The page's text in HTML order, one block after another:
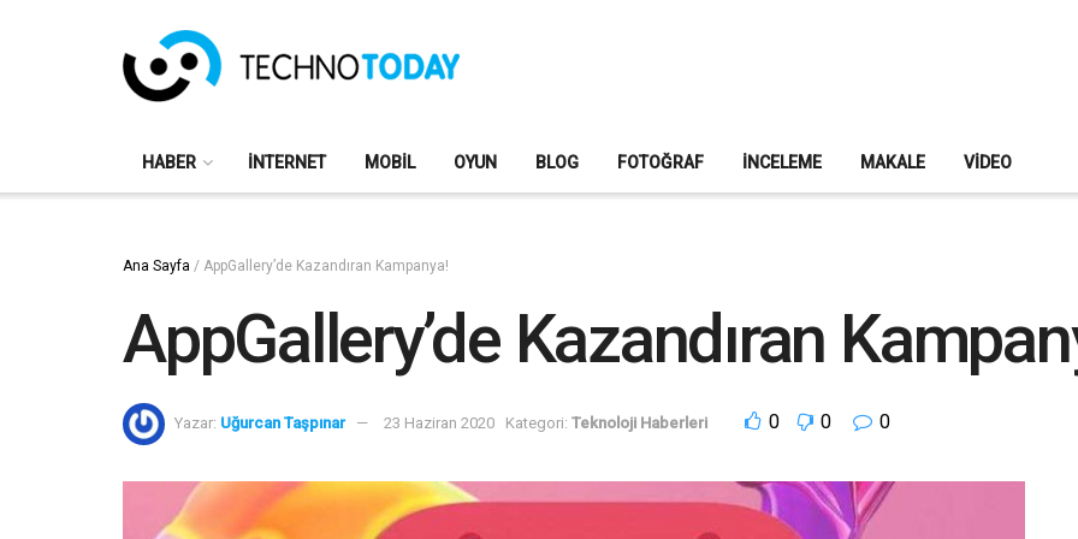
HABER İNTERNET MOBIL OYUN BLOG FOTOĞRAF İNCELEME MAKALE VIDEO
Ana Sayfa / AppGallery’de Kazandıran Kampanya!
AppGallery’de Kazandıran
Yazar: Uğurcan Taşpınar 23 Haziran 2020 Kategori: Teknoloji Haberleri 0 0 0